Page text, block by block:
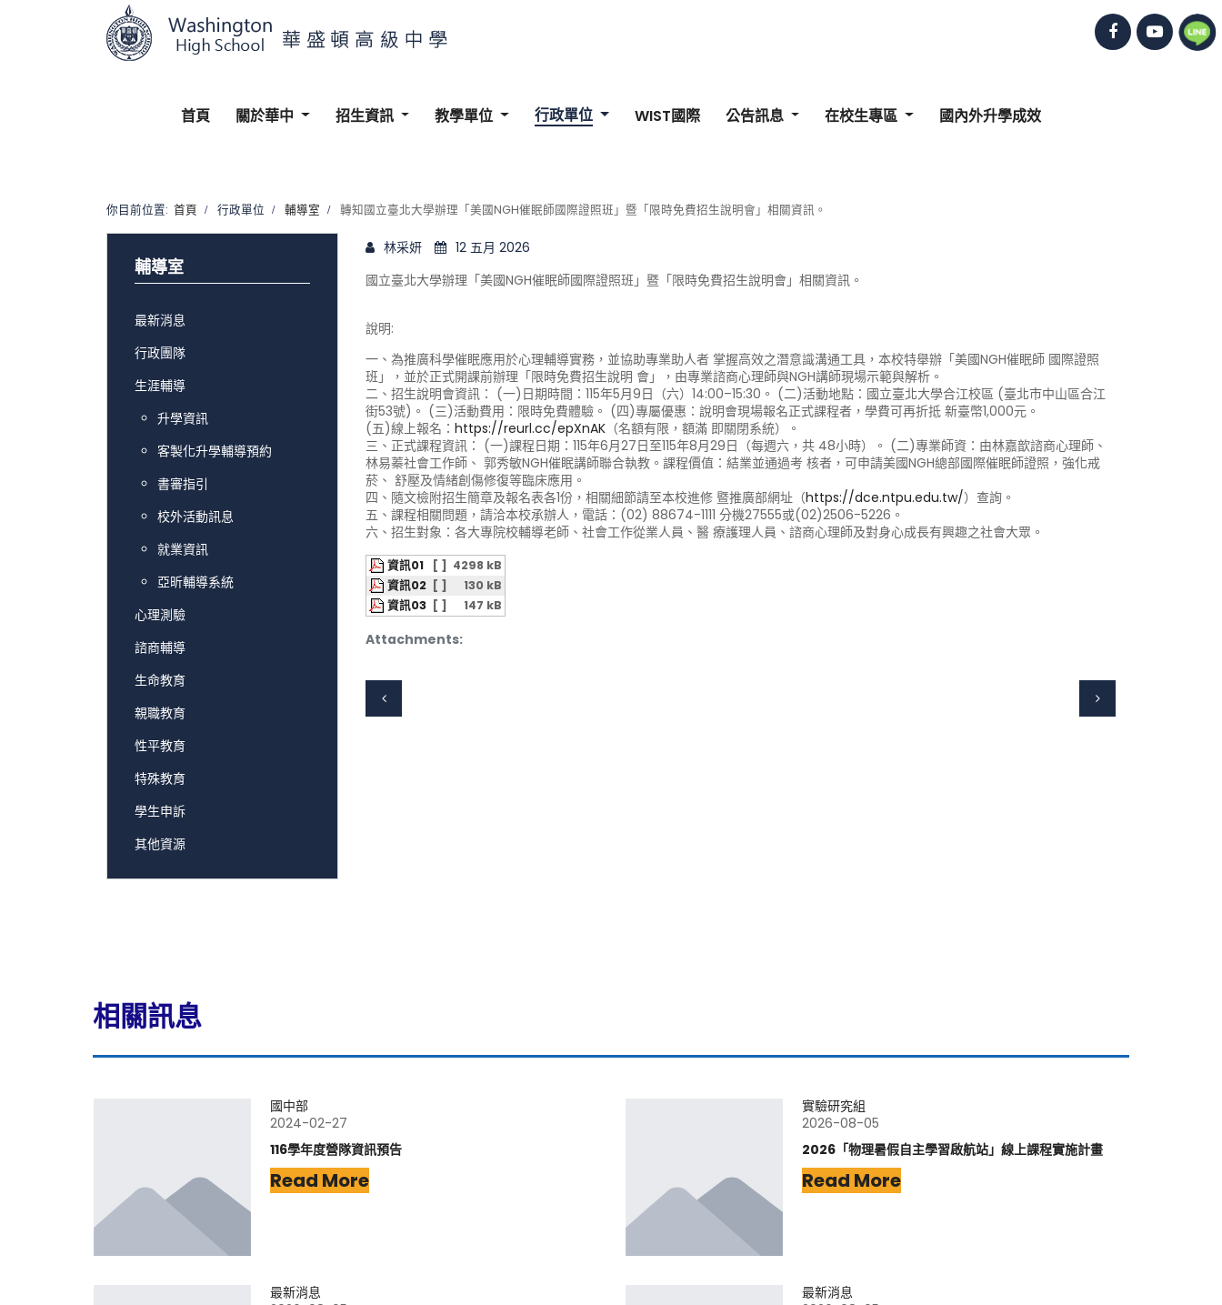
首頁 關於華中 招生資訊 教學單位 行政單位 WIST國際 公告訊息 在校生專區 國內外升學成效
你目前位置: 首頁 行政單位 輔導室 轉知國立臺北大學辦理「美國NGH催眠師國際證照班」暨「限時免費招生說明會」相關資訊。
林采妍
12 五月 2026
國立臺北大學辦理「美國NGH催眠師國際證照班」暨「限時免費招生說明會」相關資訊。
說明:
一、為推廣科學催眠應用於心理輔導實務，並協助專業助人者 掌握高效之潛意識溝通工具，本校特舉辦「美國NGH催眠師 國際證照
班」，並於正式開課前辦理「限時免費招生說明 會」，由專業諮商心理師與NGH講師現場示範與解析。
二、招生說明會資訊： (一)日期時間：115年5月9日（六）14:00–15:30。 (二)活動地點：國立臺北大學合江校區 (臺北市中山區合江
街53號)。 (三)活動費用：限時免費體驗。 (四)專屬優惠：說明會現場報名正式課程者，學費可再折抵 新臺幣1,000元。
(五)線上報名： https://reurl.cc/epXnAK （名額有限，額滿 即關閉系統）。
三、正式課程資訊： (一)課程日期：115年6月27日至115年8月29日（每週六，共 48小時）。 (二)專業師資：由林嘉歆諮商心理師、
林易蓁社會工作師、 郭秀敏NGH催眠講師聯合執教。課程價值：結業並通過考 核者，可申請美國NGH總部國際催眠師證照，強化戒
菸、 舒壓及情緒創傷修復等臨床應用。
四、隨文檢附招生簡章及報名表各1份，相關細節請至本校進修 暨推廣部網址（https://dce.ntpu.edu.tw/）查詢。
五、課程相關問題，請洽本校承辦人，電話：(02) 88674-1111 分機27555或(02)2506-5226。
六、招生對象：各大專院校輔導老師、社會工作從業人員、醫 療護理人員、諮商心理師及對身心成長有興趣之社會大眾。
Attachments:
資訊01 [ ]
4298 kB
資訊02 [ ]
130 kB
資訊03 [ ] 147 kB
輔導室
最新消息
行政團隊
生涯輔導
升學資訊
客製化升學輔導預約
書審指引
校外活動訊息
就業資訊
亞昕輔導系統
心理測驗
諮商輔導
生命教育
親職教育
性平教育
特殊教育
學生申訴
其他資源
相關訊息
國中部
2024-02-27
116學年度營隊資訊預告
Read More
實驗研究組
2026-08-05
2026「物理暑假自主學習啟航站」線上課程實施計畫
Read More
最新消息
最新消息